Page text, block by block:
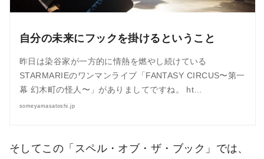
自分の未来にフックを掛けるということ
昨日は染谷家が一方的に情熱を燃やし続けている
STARMARIEのワンマンライブ「FANTASY CIRCUS〜第一
幕 幻木町の怪人〜」がありましてですね。 ht…
someyamasatoshi.jp
そしてこの「スペル・オブ・ザ・ブック」では、